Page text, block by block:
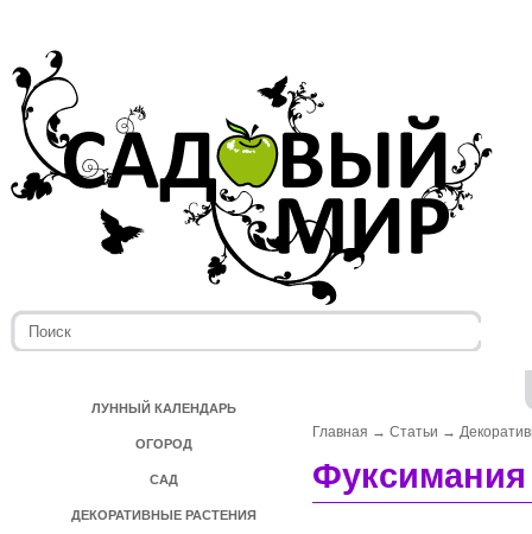
ЛУННЫЙ КАЛЕНДАРЬ
ОГОРОД
САД
ДЕКОРАТИВНЫЕ РАСТЕНИЯ
Главная → Статьи →
Фуксимания